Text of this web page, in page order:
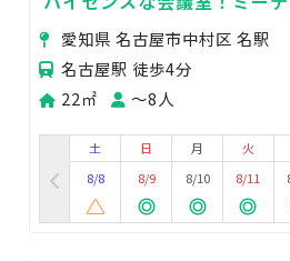
会議/セミナー/コワーキング
愛知県 名古屋市中村区 名駅
名古屋駅 徒歩4分
22㎡
〜8人
土
8/8
日
8/9
月
8/10
火
8/11